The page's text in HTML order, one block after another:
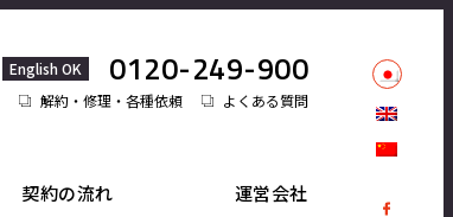
English OK 0120-249-900
解約・修理・各種依頼 よくある質問
契約の流れ 運営会社